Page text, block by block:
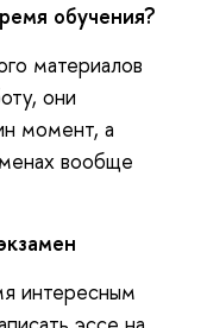
обучения?
материалов
они
момент, а
вообще
интересным